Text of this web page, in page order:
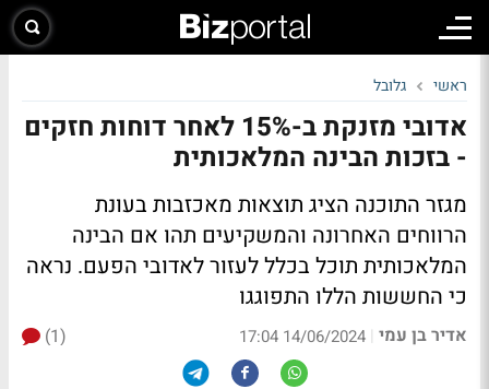
ראשי גלובל
אדובי מזנקת ב-15% לאחר דוחות חזקים
- בזכות הבינה המלאכותית
מגזר התוכנה הציג תוצאות מאכזבות בעונת
הרווחים האחרונה והמשקיעים תהו אם הבינה
המלאכותית תוכל בכלל לעזור לאדובי הפעם. נראה
כי החששות הללו התפוגגו
אדיר בן עמי |
14/06/2024 17:04
(1)